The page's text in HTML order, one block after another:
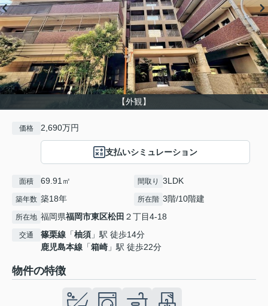
【外観】
価格 2,690万円
支払いシミュレーション
面積 69.91㎡ 間取り 3LDK
築年数 築18年 所在階 3階/10階建
所在地 福岡県福岡市東区松田 ２丁目4-18
交通 篠栗線 「柚須 」駅 徒歩14分
鹿児島本線 「箱崎 」駅 徒歩22分
物件の特徴